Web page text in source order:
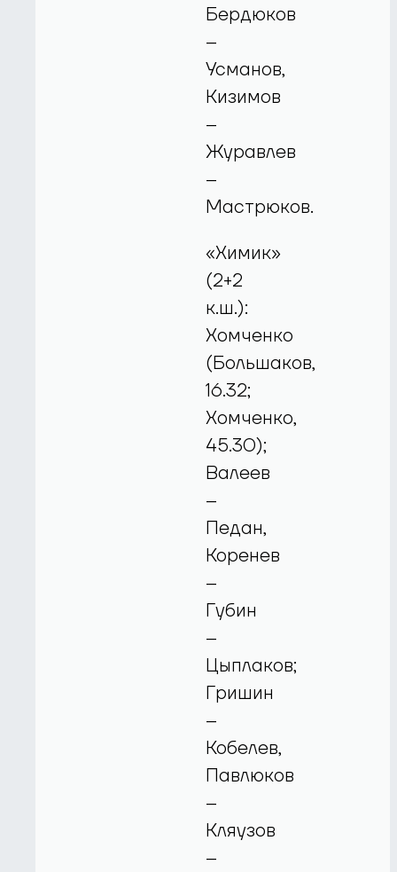
Бердюков
–
Усманов,
Кизимов
–
Журавлев
–
Мастрюков.
«Химик»
(2+2
к.ш.):
Хомченко
(Большаков,
16.32;
Хомченко,
45.30);
Валеев
–
Педан,
Коренев
–
Губин
–
Цыплаков;
Гришин
–
Кобелев,
Павлюков
–
Кляузов
–